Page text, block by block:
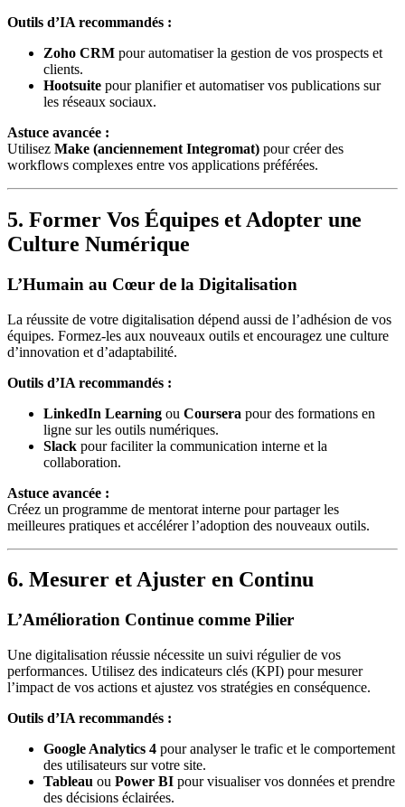
Outils d’IA recommandés :
Zoho CRM pour automatiser la gestion de vos prospects et
clients.
Hootsuite pour planifier et automatiser vos publications sur
les réseaux sociaux.
Astuce avancée :
Utilisez Make (anciennement Integromat) pour créer des
workflows complexes entre vos applications préférées.
5. Former Vos Équipes et Adopter une
Culture Numérique
L’Humain au Cœur de la Digitalisation
La réussite de votre digitalisation dépend aussi de l’adhésion de vos
équipes. Formez-les aux nouveaux outils et encouragez une culture
d’innovation et d’adaptabilité.
Outils d’IA recommandés :
LinkedIn Learning ou Coursera pour des formations en
ligne sur les outils numériques.
Slack pour faciliter la communication interne et la
collaboration.
Astuce avancée :
Créez un programme de mentorat interne pour partager les
meilleures pratiques et accélérer l’adoption des nouveaux outils.
6. Mesurer et Ajuster en Continu
L’Amélioration Continue comme Pilier
Une digitalisation réussie nécessite un suivi régulier de vos
performances. Utilisez des indicateurs clés (KPI) pour mesurer
l’impact de vos actions et ajustez vos stratégies en conséquence.
Outils d’IA recommandés :
Google Analytics 4 pour analyser le trafic et le comportement
des utilisateurs sur votre site.
Tableau ou Power BI pour visualiser vos données et prendre
des décisions éclairées.